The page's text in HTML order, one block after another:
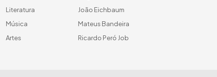
Literatura
Música
Artes
João Eichbaum
Mateus Bandeira
Ricardo Peró Job